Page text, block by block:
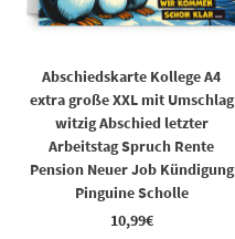
Abschiedskarte Kollege A4
extra große XXL mit Umschlag
witzig Abschied letzter
Arbeitstag Spruch Rente
Pension Neuer Job Kündigung
Pinguine Scholle
10,99€